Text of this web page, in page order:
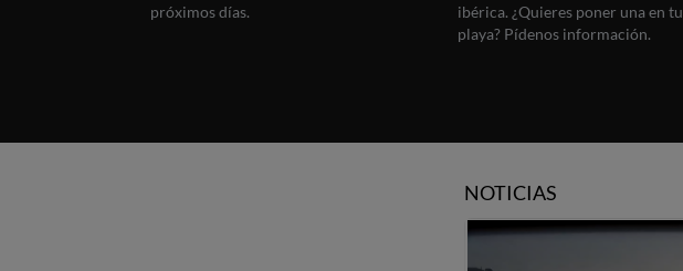
próximos días.
ibérica. ¿Quieres poner una en tu
playa? Pídenos información.
NOTICIAS